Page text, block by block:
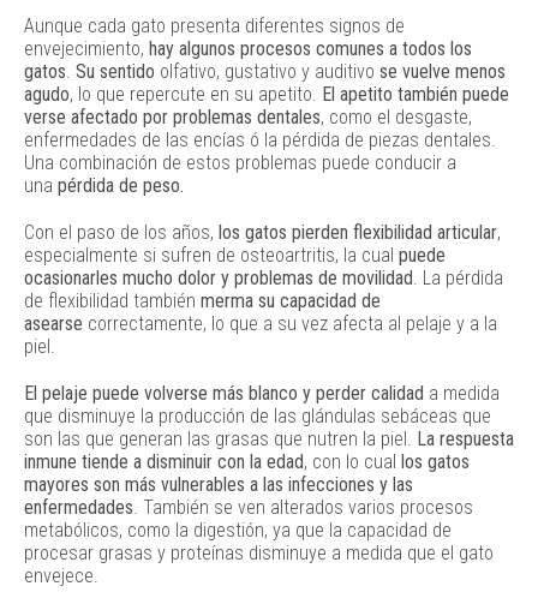
Aunque cada gato presenta diferentes signos de
envejecimiento, hay algunos procesos comunes a todos los
gatos. Su sentido olfativo, gustativo y auditivo se vuelve menos
agudo, lo que repercute en su apetito. El apetito también puede
verse afectado por problemas dentales, como el desgaste,
enfermedades de las encías ó la pérdida de piezas dentales.
Una combinación de estos problemas puede conducir a
una pérdida de peso.
Con el paso de los años, los gatos pierden flexibilidad articular,
especialmente si sufren de osteoartritis, la cual puede
ocasionarles mucho dolor y problemas de movilidad. La pérdida
de flexibilidad también merma su capacidad de
asearse correctamente, lo que a su vez afecta al pelaje y a la
piel.
El pelaje puede volverse más blanco y perder calidad a medida
que disminuye la producción de las glándulas sebáceas que
son las que generan las grasas que nutren la piel. La respuesta
inmune tiende a disminuir con la edad, con lo cual los gatos
mayores son más vulnerables a las infecciones y las
enfermedades. También se ven alterados varios procesos
metabólicos, como la digestión, ya que la capacidad de
procesar grasas y proteínas disminuye a medida que el gato
envejece.